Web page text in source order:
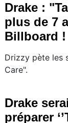
Drake :
plus de 7
Billboard !
Drizzy pète les
Care".
Drake
préparer